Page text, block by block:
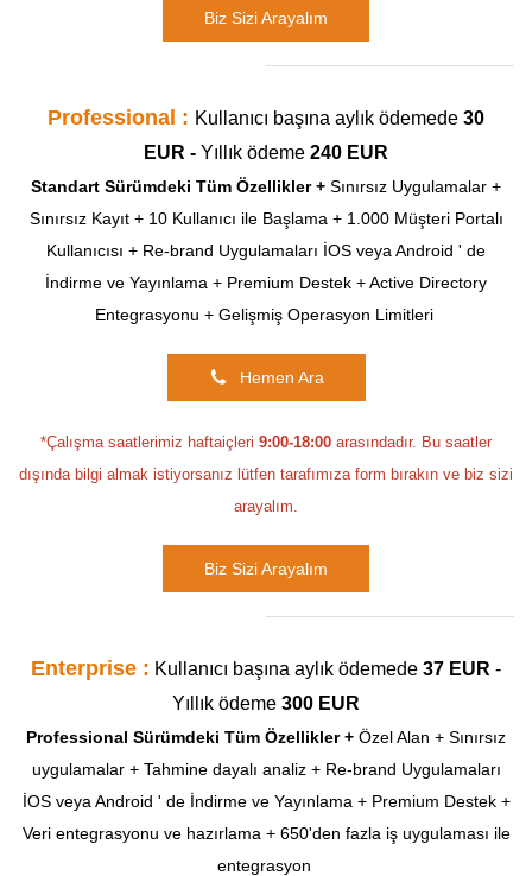
Biz Sizi Arayalım
Professional : Kullanıcı başına aylık ödemede 30
EUR - Yıllık ödeme 240 EUR
Standart Sürümdeki Tüm Özellikler + Sınırsız Uygulamalar +
Sınırsız Kayıt + 10 Kullanıcı ile Başlama + 1.000 Müşteri Portalı
Kullanıcısı + Re-brand Uygulamaları İOS veya Android ' de
İndirme ve Yayınlama + Premium Destek + Active Directory
Entegrasyonu + Gelişmiş Operasyon Limitleri
Hemen Ara
*Çalışma saatlerimiz haftaiçleri 9:00-18:00 arasındadır. Bu saatler
dışında bilgi almak istiyorsanız lütfen tarafımıza form bırakın ve biz sizi
arayalım.
Biz Sizi Arayalım
Enterprise : Kullanıcı başına aylık ödemede 37 EUR -
Yıllık ödeme 300 EUR
Professional Sürümdeki Tüm Özellikler + Özel Alan + Sınırsız
uygulamalar+ Tahmine dayalı analiz + Re-brand Uygulamaları
İOS veya Android ' de İndirme ve Yayınlama + Premium Destek +
Veri entegrasyonu ve hazırlama + 650'den fazla iş uygulaması ile
entegrasyon